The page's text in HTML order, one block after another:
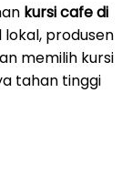
kursi cafe di
produsen
memilih kursi
tahan tinggi